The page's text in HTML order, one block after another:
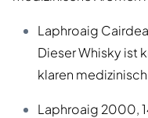
Laphroaig
Dieser Whisky ist
klaren
Laphroaig 2000,